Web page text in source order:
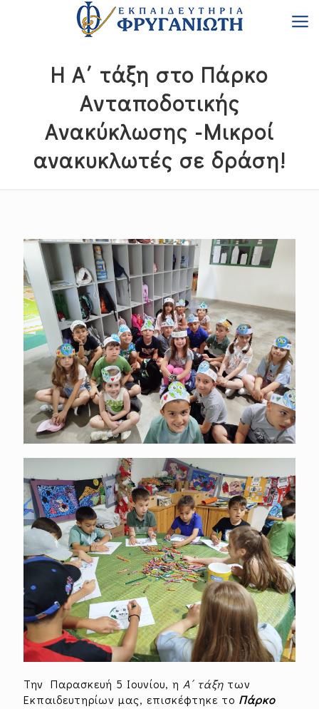
Η Α΄ τάξη στο Πάρκο
Ανταποδοτικής
Ανακύκλωσης -Μικροί
ανακυκλωτές σε δράση!
Την Παρασκευή 5 Ιουνίου, η Α΄ τάξη των
Εκπαιδευτηρίων μας, επισκέφτηκε το Πάρκο